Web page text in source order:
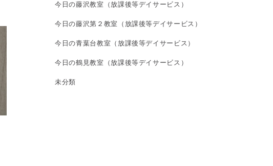
今日の藤沢教室（放課後等デイサービス）
今日の藤沢第２教室（放課後等デイサービス）
今日の青葉台教室（放課後等デイサービス）
今日の鶴見教室（放課後等デイサービス）
未分類